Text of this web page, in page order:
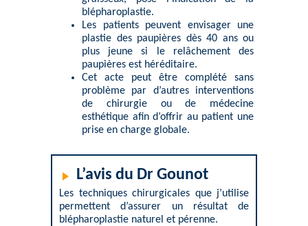
blépharoplastie.
Les patients peuvent envisager une
plastie des paupières dès 40 ans ou
plus jeune si le relâchement des
paupières est héréditaire.
Cet acte peut être complété sans
problème par d’autres interventions
de chirurgie ou de médecine
esthétique afin d’offrir au patient une
prise en charge globale.
L’avis du Dr Gounot
Les techniques chirurgicales que j’utilise
permettent d’assurer un résultat de
blépharoplastie naturel et pérenne.